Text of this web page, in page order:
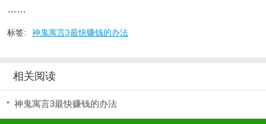
……
标签: 神鬼寓言3最快赚钱的办法
相关阅读
神鬼寓言3最快赚钱的办法